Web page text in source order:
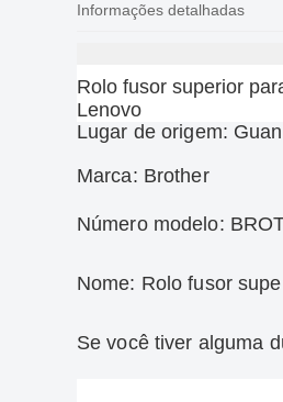
Informações detalhadas
Rolo fusor superior
Lenovo
Lugar de origem:
Marca: Brother
Número modelo:
Nome: Rolo fusor
Se você tiver alguma